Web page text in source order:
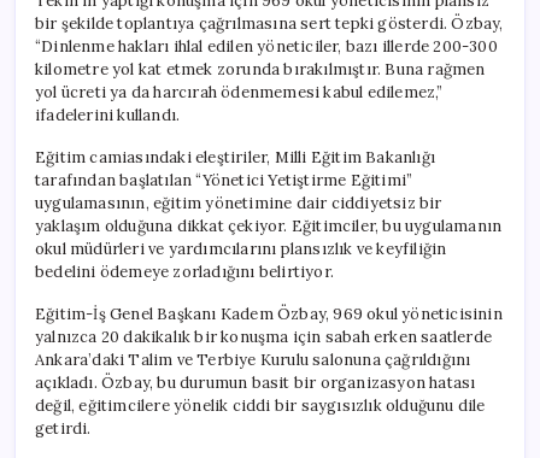
Plansızca
Toplantıya
Çağrıldı
bir şekilde toplantıya çağrılmasına sert tepki gösterdi. Özbay,
“Dinlenme hakları ihlal edilen yöneticiler, bazı illerde 200-300
kilometre yol kat etmek zorunda bırakılmıştır. Buna rağmen
yol ücreti ya da harcırah ödenmemesi kabul edilemez,”
ifadelerini kullandı.
Eğitim camiasındaki eleştiriler, Milli Eğitim Bakanlığı
tarafından başlatılan “Yönetici Yetiştirme Eğitimi”
uygulamasının, eğitim yönetimine dair ciddiyetsiz bir
yaklaşım olduğuna dikkat çekiyor. Eğitimciler, bu uygulamanın
okul müdürleri ve yardımcılarını plansızlık ve keyfiliğin
bedelini ödemeye zorladığını belirtiyor.
Eğitim-İş Genel Başkanı Kadem Özbay, 969 okul yöneticisinin
yalnızca 20 dakikalık bir konuşma için sabah erken saatlerde
Ankara’daki Talim ve Terbiye Kurulu salonuna çağrıldığını
açıkladı. Özbay, bu durumun basit bir organizasyon hatası
değil, eğitimcilere yönelik ciddi bir saygısızlık olduğunu dile
getirdi.